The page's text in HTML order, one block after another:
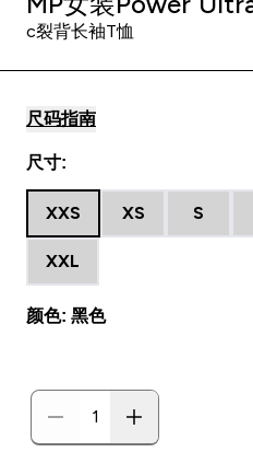
c裂背长袖T恤
尺码指南
尺寸:
XXS XS S
XXL
颜色: 黑色